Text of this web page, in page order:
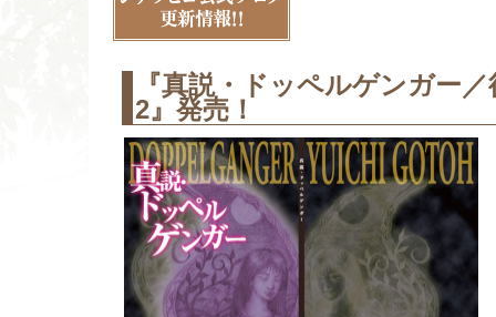
『真説・ドッペルゲンガー
2』発売！